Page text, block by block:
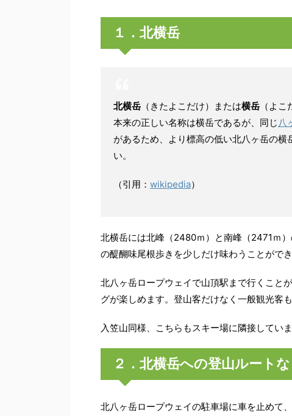
１．北横岳
北横岳 （きたよこだけ）または横岳 （よこ
本来の正しい名称は横岳であるが、同じ 八
があるため、より標高の低い北八ヶ岳の
い。
（引用： wikipedia）
北横岳には北峰（2480ｍ）と南峰（2471ｍ
の醍醐味尾根歩きを少しだけ味わうことができ
北八ヶ岳ロープウェイで山頂駅まで行くこと
グが楽しめます。登山客だけなく一般観光客
入笠山同様、こちらもスキー場に隣接していま
２．北横岳への登山ルート
北八ヶ岳ロープウェイの駐車場に車を止めて